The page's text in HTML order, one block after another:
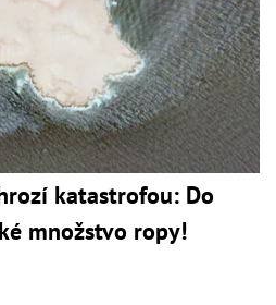
katastrofou: Do
množstvo ropy!